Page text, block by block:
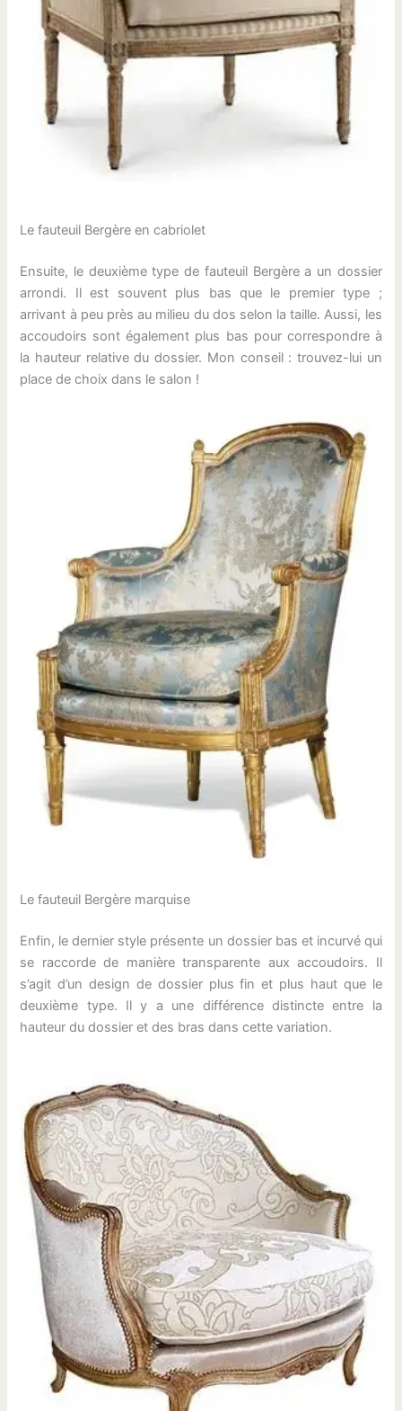
Le fauteuil Bergère en cabriolet
Ensuite, le deuxième type de fauteuil Bergère a un dossier
arrondi. Il est souvent plus bas que le premier type ;
arrivant à peu près au milieu du dos selon la taille. Aussi, les
accoudoirs sont également plus bas pour correspondre à
la hauteur relative du dossier. Mon conseil : trouvez-lui un
place de choix dans le salon !
Le fauteuil Bergère marquise
Enfin, le dernier style présente un dossier bas et incurvé qui
se raccorde de manière transparente aux accoudoirs. Il
s’agit d’un design de dossier plus fin et plus haut que le
deuxième type. Il y a une différence distincte entre la
hauteur du dossier et des bras dans cette variation.